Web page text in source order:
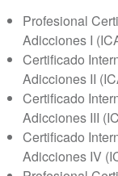
Profesional
Adicciones I
Certificado
Adicciones II
Certificado
Adicciones III
Certificado
Adicciones IV